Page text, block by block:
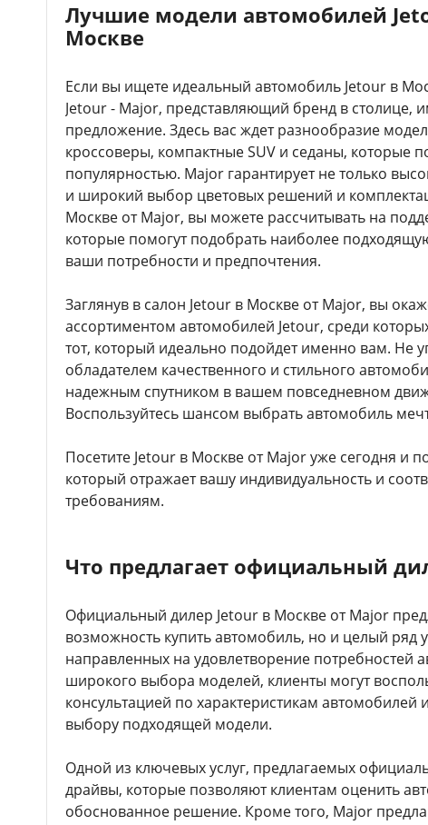
Лучшие модели автомобилей
Москве
Если вы ищете идеальный автомобиль Jetour в
Jetour - Major, представляющий бренд в столице,
предложение. Здесь вас ждет разнообразие
кроссоверы, компактные SUV и седаны, которые
популярностью. Major гарантирует не только
и широкий выбор цветовых решений и
Москве от Major, вы можете рассчитывать на
которые помогут подобрать наиболее
ваши потребности и предпочтения.
Заглянув в салон Jetour в Москве от Major, вы
ассортиментом автомобилей Jetour, среди
тот, который идеально подойдет именно вам. Не
обладателем качественного и стильного
надежным спутником в вашем повседневном
Воспользуйтесь шансом выбрать автомобиль
Посетите Jetour в Москве от Major уже сегодня и
который отражает вашу индивидуальность и
требованиям.
Что предлагает официальный
Официальный дилер Jetour в Москве от Major
возможность купить автомобиль, но и целый ряд
направленных на удовлетворение потребностей
широкого выбора моделей, клиенты могут
консультацией по характеристикам
выбору подходящей модели.
Одной из ключевых услуг, предлагаемых
драйвы, которые позволяют клиентам оценить
обоснованное решение. Кроме того, Major